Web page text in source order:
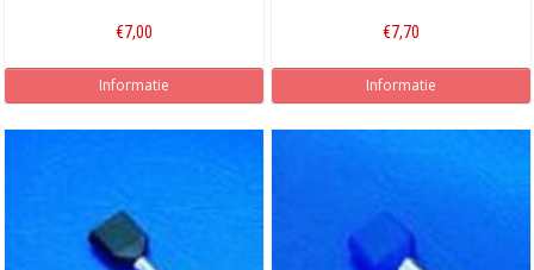
€7,00
Informatie
€7,70
Informatie